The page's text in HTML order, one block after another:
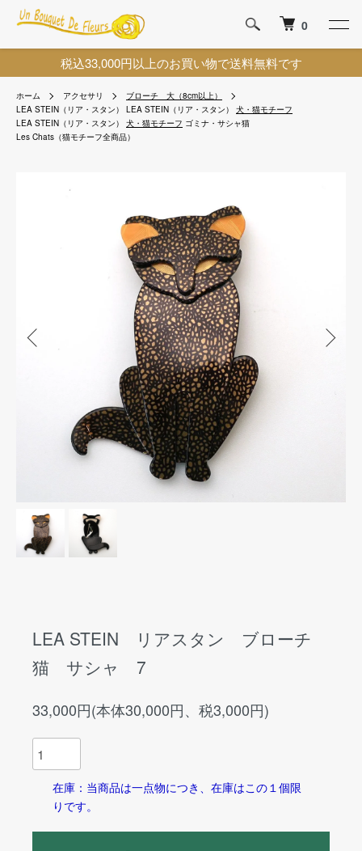
税込33,000円以上のお買い物で送料無料です
0
ホーム アクセサリ
ブローチ 大（8cm以上）
LEA STEIN（リア・スタン）
LEA STEIN（リア・スタン）
犬・猫モチーフ
LEA STEIN（リア・スタン）
犬・猫モチーフ ゴミナ・サシャ猫
Les Chats（猫モチーフ全商品）
LEA STEIN リアスタン ブローチ
猫 サシャ 7
33,000円(本体30,000円、税3,000円)
在庫：当商品は一点物につき、在庫はこの１個限
りです。